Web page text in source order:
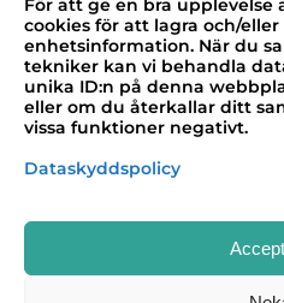
För att ge en bra upplevelse
cookies för att lagra och/
enhetsinformation. När du
tekniker kan vi behandla
unika ID:n på denna
eller om du återkallar ditt
vissa funktioner negativt.
Dataskyddspolicy
TACK!
Till alla våra
arbete möjligt!
Design &